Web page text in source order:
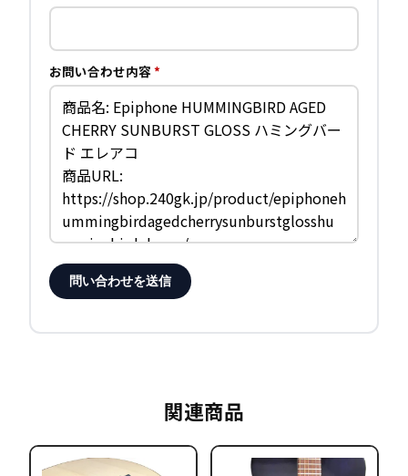
お問い合わせ内容*
問い合わせを送信
関連商品